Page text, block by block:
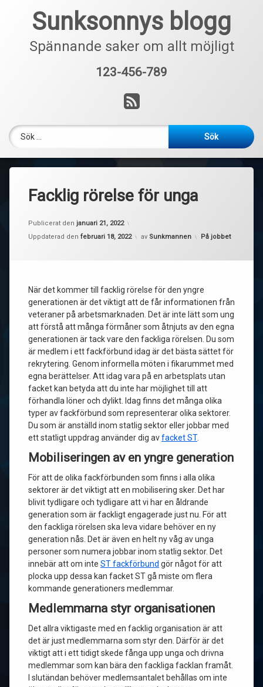
Sunksonnys blogg
Spännande saker om allt möjligt
123-456-789
RSS
Facklig rörelse för unga
Publicerat den januari 21, 2022
Uppdaterad den februari 18, 2022 av Sunkmannen Kategorier:
På jobbet
När det kommer till facklig rörelse för den yngre
generationen är det viktigt att de får informationen från
veteraner på arbetsmarknaden. Det är inte lätt som ung
att förstå att många förmåner som åtnjuts av den egna
generationen är tack vare den fackliga rörelsen. Du som
är medlem i ett fackförbund idag är det bästa sättet för
rekrytering. Genom informella möten i fikarummet med
egna berättelser. Att idag vara på en arbetsplats utan
facket kan betyda att du inte har möjlighet till att
förhandla löner och dylikt. Idag finns det många olika
typer av fackförbund som representerar olika sektorer.
Du som är anställd inom statlig sektor eller jobbar med
ett statligt uppdrag använder dig avfacket ST.
Mobiliseringen av en yngre generation
För att de olika fackförbunden som finns i alla olika
sektorer är det viktigt att en mobilisering sker. Det har
blivit tydligare och tydligare att vi har en åldrande
generation som är fackligt engagerade just nu. För att
den fackliga rörelsen ska leva vidare behöver en ny
generation nås. Det är även en helt ny våg av unga
personer som numera jobbar inom statlig sektor. Det
innebär att om inte ST fackförbund gör något för att
plocka upp dessa kan facket ST gå miste om flera
kommande generationers medlemmar.
Medlemmarna styr organisationen
Det allra viktigaste med en facklig organisation är att
det är just medlemmarna som styr den. Därför är det
viktigt att i ett tidigt skede fånga upp unga och drivna
medlemmar som kan bära den fackliga facklan framåt.
I slutändan behöver medlemsantalet behållas om inte